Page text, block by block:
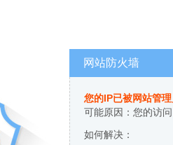
网站防火墙
您的IP已被网站管
可能原因：您的访
如何解决：